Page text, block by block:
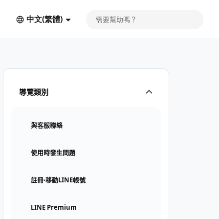
中文(繁體)
導覽類別
與客服聯絡
使用時發生問題
註冊⋅移動LINE帳號
LINE Premium